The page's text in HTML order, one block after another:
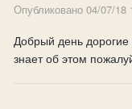
Опубликовано 04/07/18
Добрый день дорогие
знает об этом